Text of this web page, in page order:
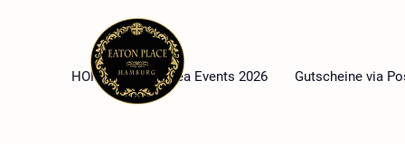
HOME High Tea Events 2026 Gutscheine via